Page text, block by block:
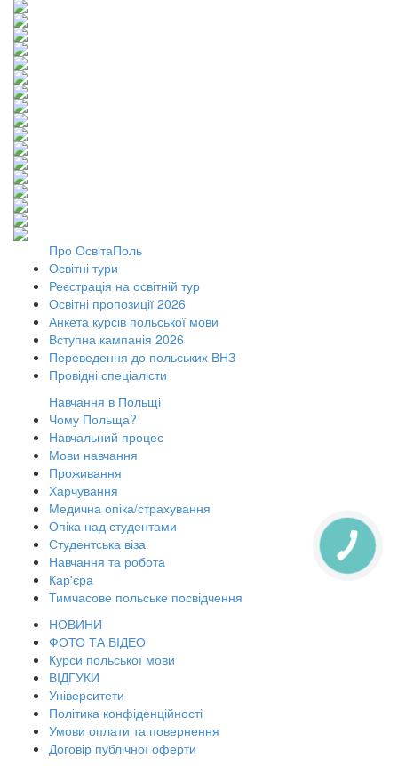
Про ОсвітаПоль
Освітні тури
Реєстрація на освітній тур
Освітні пропозиції 2026
Анкета курсів польської мови
Вступна кампанія 2026
Переведення до польських ВНЗ
Провідні спеціалісти
Навчання в Польщі
Чому Польща?
Навчальний процес
Мови навчання
Проживання
Харчування
Медична опіка/страхування
Опіка над студентами
Студентська віза
Навчання та робота
Кар'єра
Тимчасове польське посвідчення
НОВИНИ
ФОТО ТА ВІДЕО
Курси польської мови
ВІДГУКИ
Університети
Політика конфіденційності
Умови оплати та повернення
Договір публічної оферти